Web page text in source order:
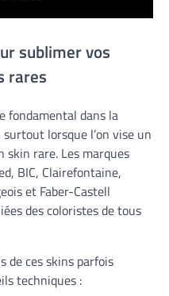
sublimer vos
rares
fondamental dans la
lorsque l’on vise un
skin rare. Les marques
BIC, Clairefontaine,
et Faber-Castell
des coloristes de tous
de ces skins parfois
techniques :